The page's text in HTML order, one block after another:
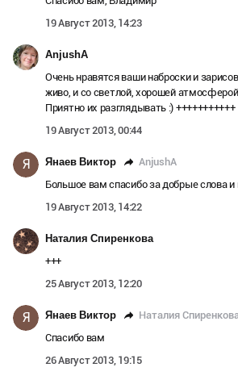
19 Август 2013, 14:23
AnjushA
Очень нравятся ваши наброски и
живо, и со светлой, хорошей
Приятно их разглядывать :) +++++++++++
19 Август 2013, 00:44
Я Янаев Виктор AnjushA
Большое вам спасибо за добрые слова и
19 Август 2013, 14:22
Наталия Спиренкова
+++
25 Август 2013, 12:20
Я Янаев Виктор Наталия
Спасибо вам
26 Август 2013, 19:15